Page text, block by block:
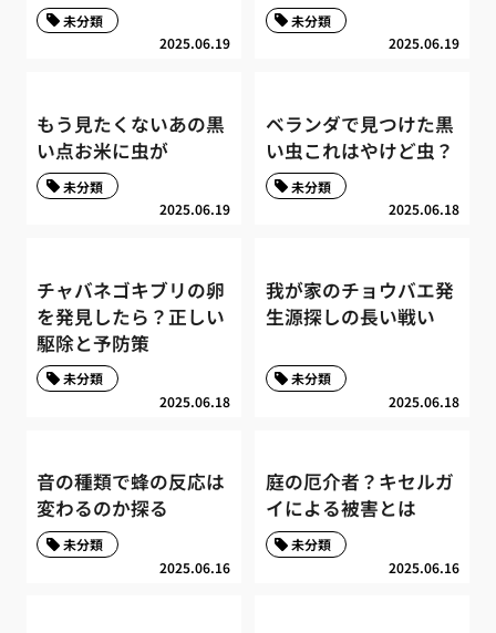
2025.06.19
未分類
2025.06.19
未分類
もう見たくないあの黒
い点お米に虫が
2025.06.19
未分類
ベランダで見つけた黒
い虫これはやけど虫？
2025.06.18
未分類
チャバネゴキブリの卵
を発見したら？正しい
駆除と予防策
2025.06.18
未分類
我が家のチョウバエ発
生源探しの長い戦い
2025.06.18
未分類
音の種類で蜂の反応は
変わるのか探る
2025.06.16
未分類
庭の厄介者？キセルガ
イによる被害とは
2025.06.16
未分類